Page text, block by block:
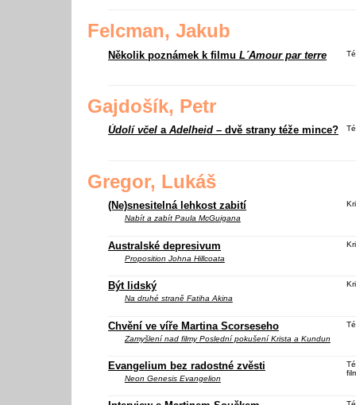
Felcman, Jakub
Několik poznámek k filmu L´Amour par terre
Gajdošík, Petr
Údolí včel a Adelheid – dvě strany téže mince?
Gregor, Lukáš
(Ne)snesitelná lehkost zabití
Nabít a zabítPaula McGuigana
Australské depresivum
Proposition Johna Hillcoata
Být lidský
Na druhé straněFatiha Akina
Chvění ve víře Martina Scorseseho
Zamyšlení nad filmyPoslední pokušení Krista a Kundun
Evangelium bez radostné zvěsti
Neon Genesis Evangelion